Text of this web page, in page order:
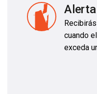
cuando
exceda